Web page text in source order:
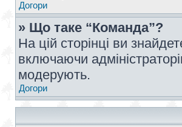
Догори
» Що таке “Команда”?
На цій сторінці ви
включаючи
модерують.
Догори